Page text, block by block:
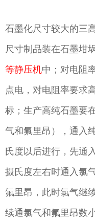
石墨化尺寸较大的三
尺寸制品装在石墨坩
等静压机中；对电阻
点电，对电阻率要求
标；生产高纯石墨要
气和氟里昂），通入
氏度以后进行，先通入
摄氏度左右时通入氯
氟里昂，此时氯气继
续通氯气和氟里昂数